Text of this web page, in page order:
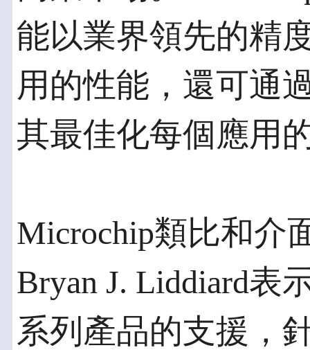
能以業界領先的精
用的性能，還可通
其最佳化每個應用
Microchip類比和介
Bryan J. Liddiard表
系列產品的支援，